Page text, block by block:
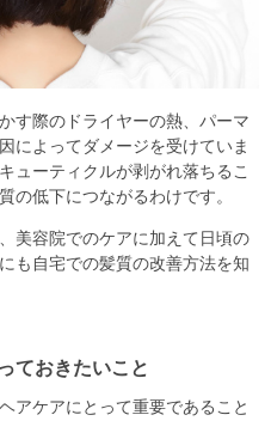
す際のドライヤーの熱、パーマ
によってダメージを受けていま
ューティクルが剥がれ落ちるこ
の低下につながるわけです。
美容院でのケアに加えて日頃の
も自宅での髪質の改善方法を知
ておきたいこと
アケアにとって重要であること